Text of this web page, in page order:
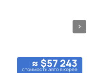
≈ $57 243
стоимость авто в корее